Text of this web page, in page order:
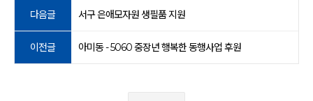
다음글 서구 은애모자원 생필품 지원
이전글 아미동 - 5060 중장년 행복한 동행사업 후원